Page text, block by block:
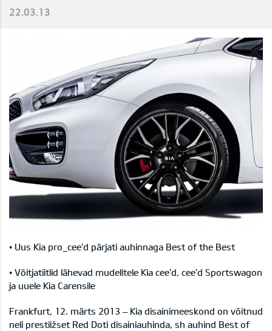
22.03.13
• Uus Kia pro_cee’d pärjati auhinnaga Best of the Best
• Võitjatiitlid lähevad mudelitele Kia cee’d, cee’d Sportswagon
ja uuele Kia Carensile
Frankfurt, 12. märts 2013 – Kia disainimeeskond on võitnud
neli prestiižset Red Doti disainiauhinda, sh auhind Best of